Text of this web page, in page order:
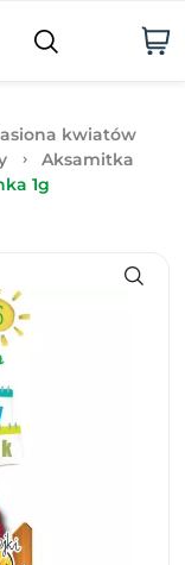
kwiatów
Aksamitka
1g